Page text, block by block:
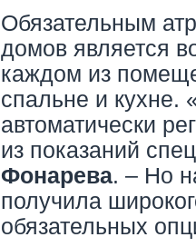
Обязательным
домов является
каждом из
спальне и кухне.
автоматически
из показаний
Фонарева. – Но
получила
обязательных